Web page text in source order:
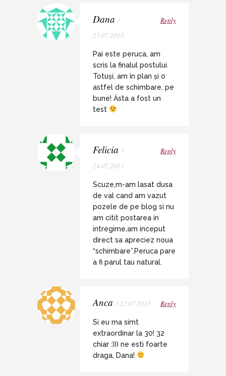
Dana /
23.07.2015
Reply
Pai este peruca, am
scris la finalul postului.
Totuși, am în plan și o
astfel de schimbare, pe
bune! Ăsta a fost un
test
Felicia /
24.07.2015
Reply
Scuze,m-am lasat dusa
de val cand am vazut
pozele de pe blog si nu
am citit postarea in
intregime,am inceput
direct sa apreciez noua
“schimbare”.Peruca pare
a fi parul tau natural.
Anca / 23.07.2015 Reply
Si eu ma simt
extraordinar la 30! 32
chiar :))) ne esti foarte
draga, Dana!